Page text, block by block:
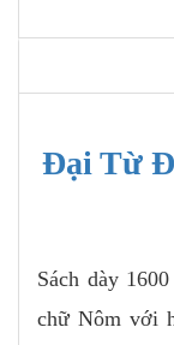
Đại Từ
Sách dày
chữ Nôm với